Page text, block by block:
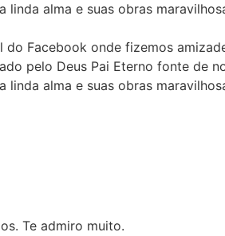
alma e suas obras
Facebook onde fizemos
pelo Deus Pai Eterno fonte de
alma e suas obras
Te admiro muito.